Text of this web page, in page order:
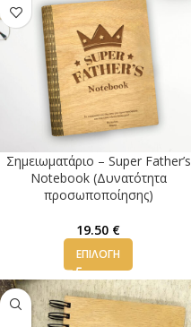
Σημειωματάριο – Super Father’s
Notebook (Δυνατότητα
προσωποποίησης)
19.50 €
ΕΠΙΛΟΓΉ